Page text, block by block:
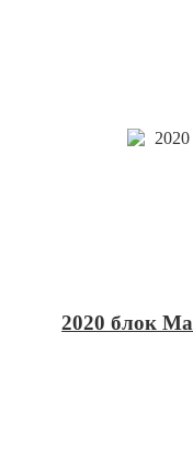
2020 блок